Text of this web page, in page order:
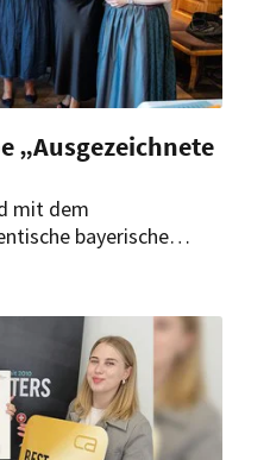
„Ausgezeichnete
mit dem
bayerische
geehrt.